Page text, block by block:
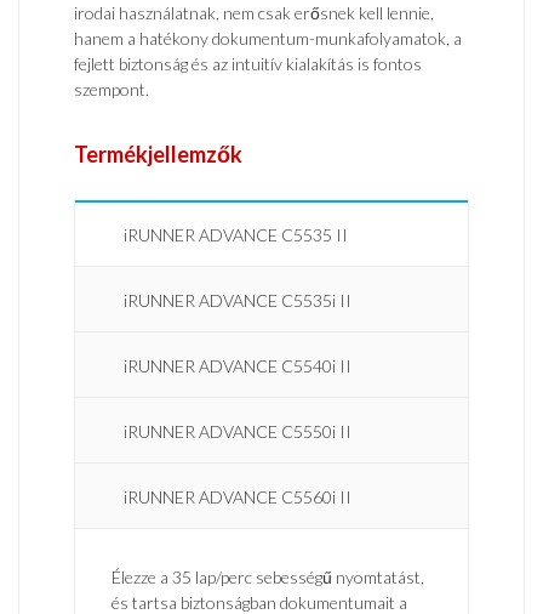
irodai használatnak, nem csak erősnek kell lennie,
hanem a hatékony dokumentum-munkafolyamatok, a
fejlett biztonság és az intuitív kialakítás is fontos
szempont.
Termékjellemzők
iRUNNER ADVANCE C5535 II
iRUNNER ADVANCE C5535i II
iRUNNER ADVANCE C5540i II
iRUNNER ADVANCE C5550i II
iRUNNER ADVANCE C5560i II
Élezze a 35 lap/perc sebességű nyomtatást,
és tartsa biztonságban dokumentumait a